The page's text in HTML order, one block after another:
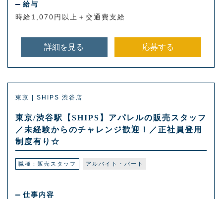
給与
時給1,070円以上＋交通費支給
詳細を見る 応募する
東京 | SHIPS 渋谷店
東京/渋谷駅【SHIPS】アパレルの販売スタッフ
／未経験からのチャレンジ歓迎！／正社員登用
制度有り☆
職種：販売スタッフ アルバイト・パート
仕事内容